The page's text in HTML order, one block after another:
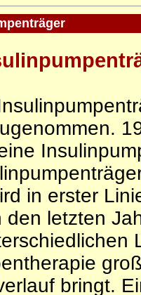
in erster
den letzten
bringt.